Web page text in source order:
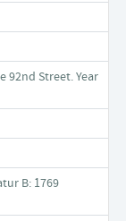
92nd Street. Year
B: 1769